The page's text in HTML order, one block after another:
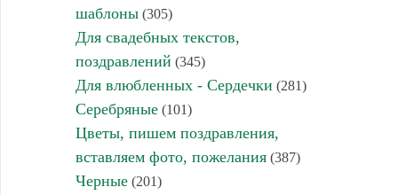
шаблоны(305)
Для свадебных текстов,
поздравлений (345)
Для влюбленных - Сердечки (281)
Серебряные(101)
Цветы, пишем поздравления,
вставляем фото, пожелания(387)
Черные(201)